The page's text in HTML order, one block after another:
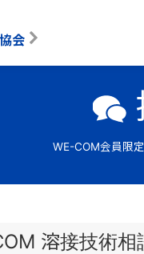
会
WE-COM会員限定
溶接技術相